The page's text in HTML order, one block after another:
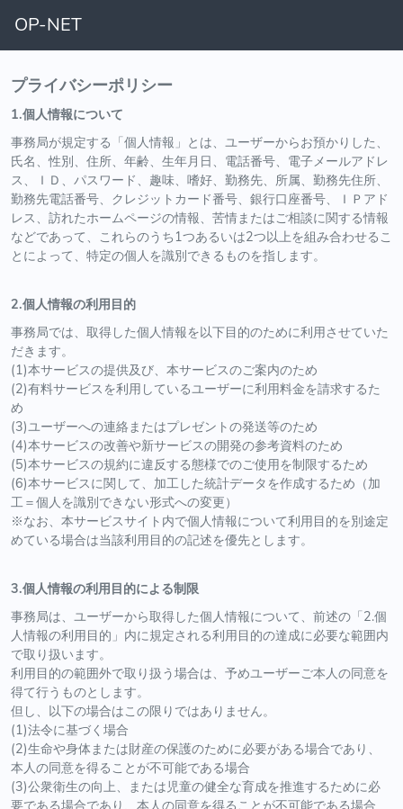
OP-NET
プライバシーポリシー
1.個人情報について
事務局が規定する「個人情報」とは、ユーザーからお預かりした、
氏名、性別、住所、年齢、生年月日、電話番号、電子メールアドレ
ス、ＩＤ、パスワード、趣味、嗜好、勤務先、所属、勤務先住所、
勤務先電話番号、クレジットカード番号、銀行口座番号、ＩＰアド
レス、訪れたホームページの情報、苦情またはご相談に関する情報
などであって、これらのうち1つあるいは2つ以上を組み合わせるこ
とによって、特定の個人を識別できるものを指します。
2.個人情報の利用目的
事務局では、取得した個人情報を以下目的のために利用させていた
だきます。
(1)本サービスの提供及び、本サービスのご案内のため
(2)有料サービスを利用しているユーザーに利用料金を請求するた
め
(3)ユーザーへの連絡またはプレゼントの発送等のため
(4)本サービスの改善や新サービスの開発の参考資料のため
(5)本サービスの規約に違反する態様でのご使用を制限するため
(6)本サービスに関して、加工した統計データを作成するため（加
工＝個人を識別できない形式への変更）
※なお、本サービスサイト内で個人情報について利用目的を別途定
めている場合は当該利用目的の記述を優先とします。
3.個人情報の利用目的による制限
事務局は、ユーザーから取得した個人情報について、前述の「2.個
人情報の利用目的」内に規定される利用目的の達成に必要な範囲内
で取り扱います。
利用目的の範囲外で取り扱う場合は、予めユーザーご本人の同意を
得て行うものとします。
但し、以下の場合はこの限りではありません。
(1)法令に基づく場合
(2)生命や身体または財産の保護のために必要がある場合であり、
本人の同意を得ることが不可能である場合
(3)公衆衛生の向上、または児童の健全な育成を推進するために必
要である場合であり、本人の同意を得ることが不可能である場合